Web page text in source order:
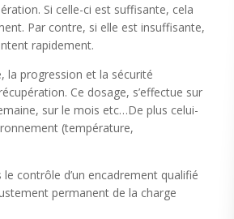
Si celle-ci est suffisante, cela
Par contre, si elle est insuffisante,
rapidement.
la progression et la sécurité
Ce dosage, s’effectue sur
sur le mois etc…De plus celui-
(température,
contrôle d’un encadrement qualifié
permanent de la charge